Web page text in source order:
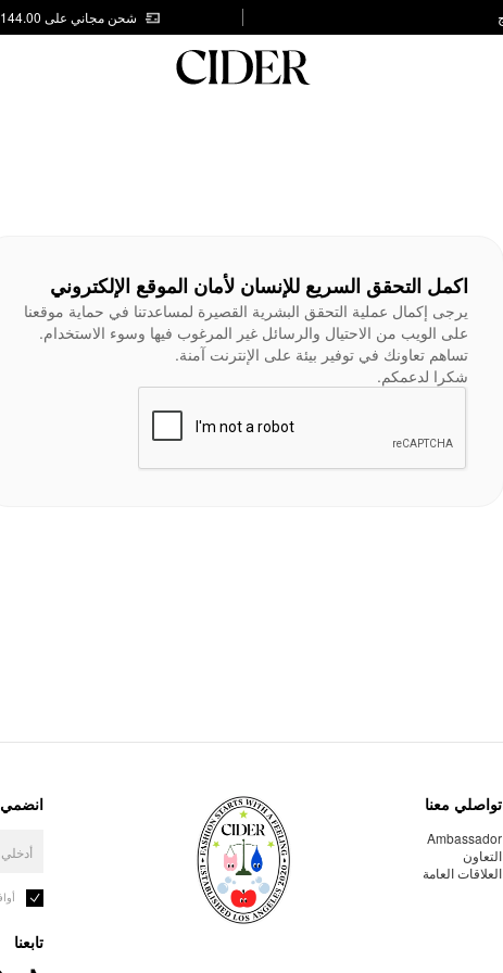
شحن مجاني على AED 144.00
اكمل التحقق السريع للإنسان لأمان الموقع الإلكتروني
يرجى إكمال عملية التحقق البشرية القصيرة لمساعدتنا في حماية موقعنا
على الويب من الاحتيال والرسائل غير المرغوب فيها وسوء الاستخدام.
تساهم تعاونك في توفير بيئة على الإنترنت آمنة.
شكرا لدعمكم.
تواصلي معنا
Ambassador
التعاون
العلاقات العامة
انضمي
تابعنا